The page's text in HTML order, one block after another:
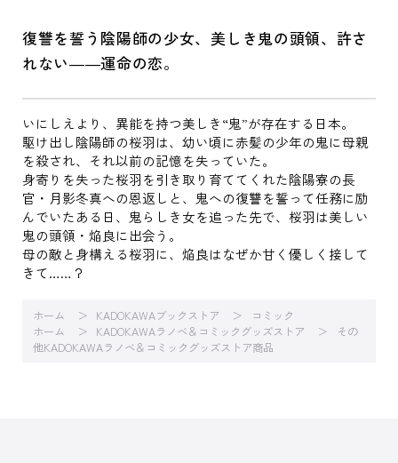
復讐を誓う陰陽師の少女、美しき鬼の頭領、許さ
れない――運命の恋。
いにしえより、異能を持つ美しき“鬼”が存在する日本。
駆け出し陰陽師の桜羽は、幼い頃に赤髪の少年の鬼に母親
を殺され、それ以前の記憶を失っていた。
身寄りを失った桜羽を引き取り育ててくれた陰陽寮の長
官・月影冬真への恩返しと、鬼への復讐を誓って任務に励
んでいたある日、鬼らしき女を追った先で、桜羽は美しい
鬼の頭領・焔良に出会う。
母の敵と身構える桜羽に、焔良はなぜか甘く優しく接して
きて……？
ホーム KADOKAWAブックストア
コミック
ホーム
KADOKAWAラノベ＆コミックグッズストア
その
他KADOKAWAラノベ＆コミックグッズストア商品